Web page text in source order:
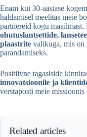
Enam kui 30-aastase
haldamisel meelitas meie
partnereid kogu
ohutuslantsettide,
plaastrite valikuga, mis on
parandamiseks.
Positiivne tagasiside
innovatsioonile ja
verstaposti meie
Related articles